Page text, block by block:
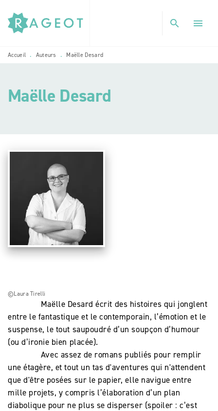
MENU RECHERCHE
PIED DE PAGE
search menu
Accueil • Auteurs • Maëlle Desard
Maëlle Desard
Maëlle Desard écrit des histoires qui jonglent
entre le fantastique et le contemporain, l’émotion et le
suspense, le tout saupoudré d’un soupçon d’humour
(ou d’ironie bien placée).
Avec assez de romans publiés pour remplir
une étagère, et tout un tas d'aventures qui n'attendent
que d'être posées sur le papier, elle navigue entre
mille projets, y compris l’élaboration d’un plan
diabolique pour ne plus se disperser (spoiler : c’est
©Laura Tirelli